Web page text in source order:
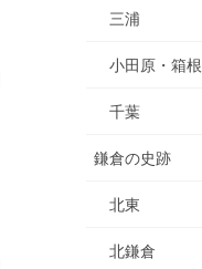
三浦
小田原・箱根
千葉
鎌倉の史跡
北東
北鎌倉